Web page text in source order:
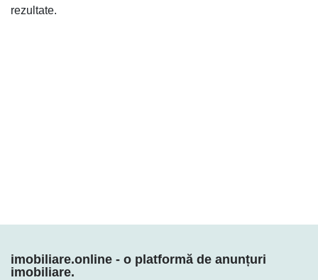
rezultate.
imobiliare.online - o platformă de anunțuri
imobiliare.